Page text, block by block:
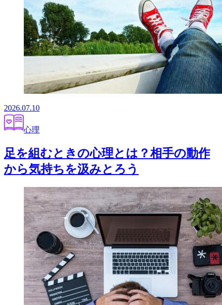
2026.07.10
心理
足を組むときの心理とは？相手の動作
から気持ちを汲みとろう